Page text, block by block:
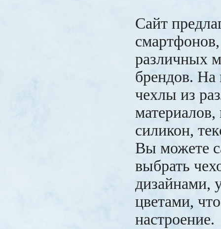
Сайт
различных
брендов. На
чехлы из
силикон,
Вы можете
выбрать
дизайнами,
цветами,
настроение.